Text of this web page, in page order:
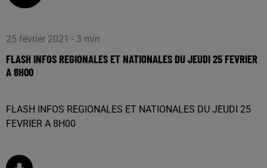
25 février 2021 - 3 min
FLASH INFOS REGIONALES ET NATIONALES DU JEUDI 25 FEVRIER
A 8H00
FLASH INFOS REGIONALES ET NATIONALES DU JEUDI 25
FEVRIER A 8H00